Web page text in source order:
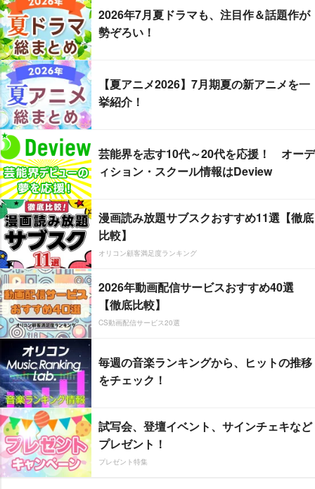
2026年7月夏ドラマも、注目作＆話題作が
勢ぞろい！
【夏アニメ2026】7月期夏の新アニメを一
挙紹介！
芸能界を志す10代～20代を応援！ オーデ
ィション・スクール情報はDeview
漫画読み放題サブスクおすすめ11選【徹底
比較】
オリコン顧客満足度ランキング
2026年動画配信サービスおすすめ40選
【徹底比較】
CS動画配信サービス20選
毎週の音楽ランキングから、ヒットの推移
をチェック！
試写会、登壇イベント、サインチェキなど
プレゼント！
プレゼント特集